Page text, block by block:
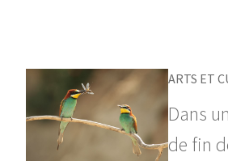
ARTS ET
Dans
de fin